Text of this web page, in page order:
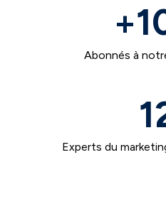
+
Abonnés à
Experts du